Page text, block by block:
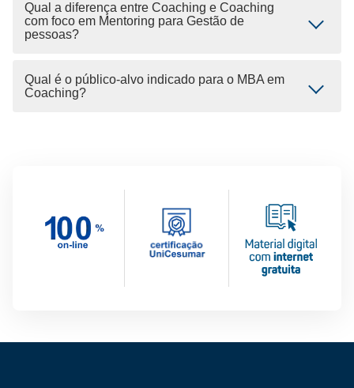
Qual a diferença entre Coaching e Coaching
com foco em Mentoring para Gestão de
pessoas?
Qual é o público-alvo indicado para o MBA em
Coaching?